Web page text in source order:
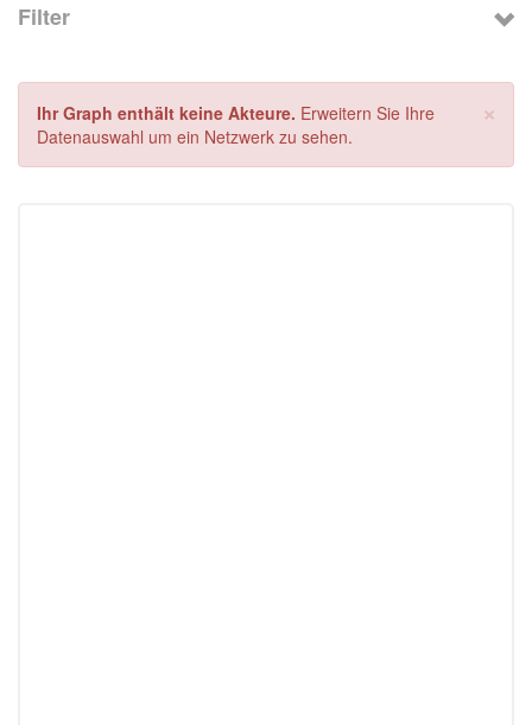
Filter
×
Ihr Graph enthält keine Akteure. Erweitern Sie Ihre
Datenauswahl um ein Netzwerk zu sehen.